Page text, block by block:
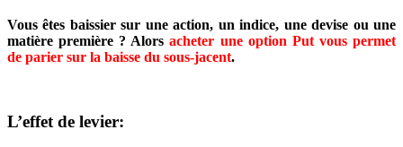
Vous êtes baissier sur une action, un indice, une devise ou une
matière première ? Alorsacheter une option Put vous permet
de parier sur la baisse du sous-jacent.
L’effet de levier: